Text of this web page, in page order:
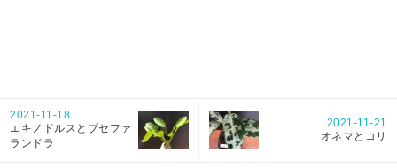
2021-11-18
エキノドルスとブセファ
ランドラ
2021-11-21
オネマとコリ